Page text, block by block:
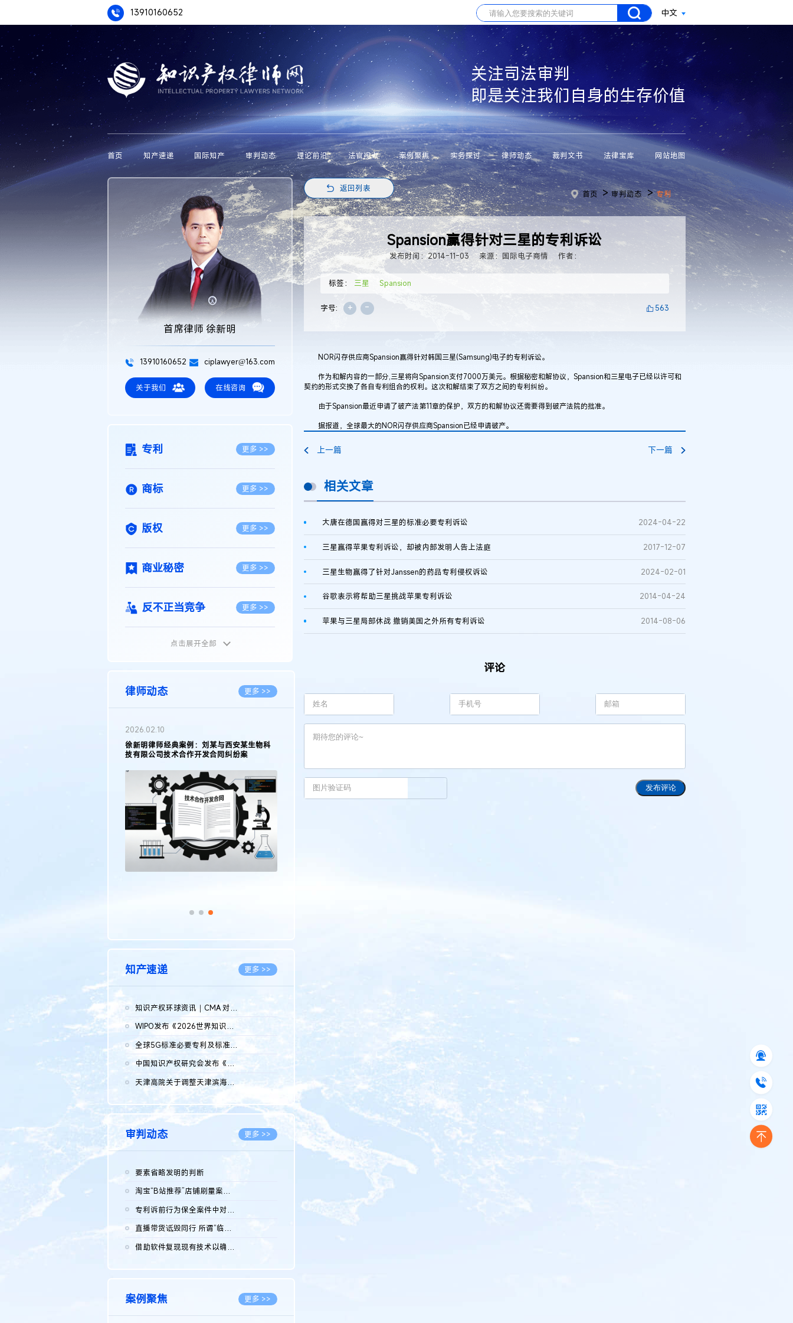
13910160652 中文
关注司法审判
即是关注我们自身的生存价值
首页 知产速递 国际知产 审判动态 理论前沿 法官视点 案例聚焦 实务探讨 律师动态 裁判文书 法律宝库 网站地图
首席律师 徐新明
13910160652 ciplawyer@163.com
关于我们 在线咨询
专利 更多 >>
商标 更多 >>
版权 更多 >>
商业秘密 更多 >>
反不正当竞争 更多 >>
植物新品种
地理标志 更多 >>
集成电路布图设计
传统文化 更多 >>
点击展开全部
律师动态 更多 >>
2026.02.10
徐新明律师经典案例：刘某与西安某生物科
技有限公司技术合作开发合同纠纷案
知产速递 更多 >>
知识产权环球资讯｜CMA 对微软发起调查；批量搬运二手平台数据构...
WIPO发布《2026世界知识产权报告》 含报告全文
2026.05.14
全球5G标准必要专利及标准提案研究报告（2026年）全文发布
2026.05.08
中国知识产权研究会发布《2025年度中国企业海外知识产权纠纷调查...
天津高院关于调整天津滨海高新技术产业开发区华苑科技园一审普通...
审判动态 更多 >>
要素省略发明的判断
淘宝“B站推荐”店铺刷量案维持原判，两被告连带赔偿150万元
专利诉前行为保全案件中对仿制药申请人曾作出三类声明的考量及违...
直播带货诋毁同行 所谓“临场发挥”不免责
借助软件复现现有技术以确认相关参数特征是否被公开
案例聚焦 更多 >>
返回列表
首页 >审判动态 >专利
Spansion赢得针对三星的专利诉讼
发布时间：2014-11-03 来源：国际电子商情 作者：
标签： 三星 Spansion
字号: + - 563
NOR闪存供应商Spansion赢得针对韩国三星(Samsung)电子的专利诉讼。
作为和解内容的一部分,三星将向Spansion支付7000万美元。根据秘密和解协议，Spansion和三星电子已经以许可和
契约的形式交换了各自专利组合的权利。这次和解结束了双方之间的专利纠纷。
由于Spansion最近申请了破产法第11章的保护，双方的和解协议还需要得到破产法院的批准。
据报道，全球最大的NOR闪存供应商Spansion已经申请破产。
上一篇 下一篇
相关文章
大唐在德国赢得对三星的标准必要专利诉讼 2024-04-22
三星赢得苹果专利诉讼，却被内部发明人告上法庭 2017-12-07
三星生物赢得了针对Janssen的药品专利侵权诉讼 2024-02-01
谷歌表示将帮助三星挑战苹果专利诉讼 2014-04-24
苹果与三星局部休战 撤销美国之外所有专利诉讼 2014-08-06
评论
发布评论